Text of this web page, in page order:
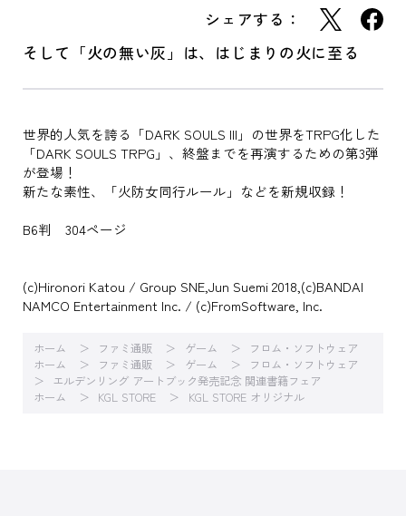
シェアする：
そして「火の無い灰」は、はじまりの火に至る
世界的人気を誇る「DARK SOULS III」の世界をTRPG化した
「DARK SOULS TRPG」、終盤までを再演するための第3弾
が登場！
新たな素性、「火防女同行ルール」などを新規収録！
B6判 304ページ
(c)Hironori Katou / Group SNE,Jun Suemi 2018,(c)BANDAI
NAMCO Entertainment Inc. / (c)FromSoftware, Inc.
ホーム ファミ通販 ゲーム
フロム・ソフトウェア
ホーム
ファミ通販 ゲーム
フロム・ソフトウェア
エルデンリング アートブック発売記念 関連書籍フェア
ホーム
KGL STORE KGL STORE オリジナル